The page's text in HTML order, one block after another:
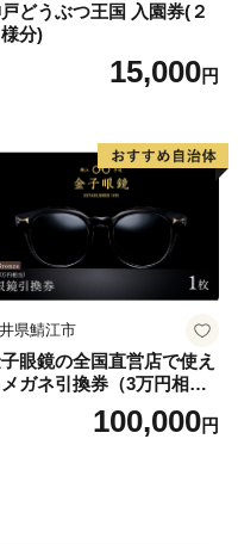
どうぶつ王国 入園券(２
分)
15,000円
県鯖江市
眼鏡の全国直営店で使え
ガネ引換券（3万円相
100,000円